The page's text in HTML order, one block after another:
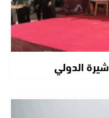
الدولي